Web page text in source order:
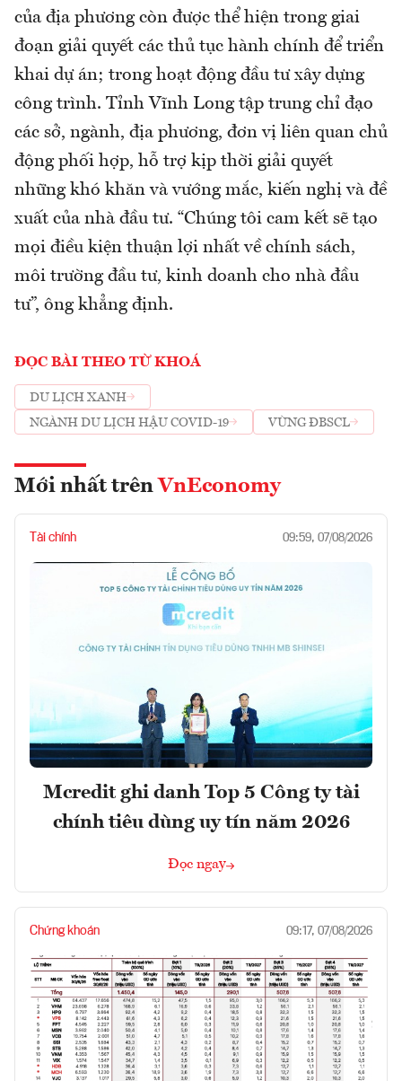
của địa phương còn được thể hiện trong giai
đoạn giải quyết các thủ tục hành chính để triển
khai dự án; trong hoạt động đầu tư xây dựng
công trình. Tỉnh Vĩnh Long tập trung chỉ đạo
các sở, ngành, địa phương, đơn vị liên quan chủ
động phối hợp, hỗ trợ kịp thời giải quyết
những khó khăn và vướng mắc, kiến nghị và đề
xuất của nhà đầu tư. “Chúng tôi cam kết sẽ tạo
mọi điều kiện thuận lợi nhất về chính sách,
môi trường đầu tư, kinh doanh cho nhà đầu
tư”, ông khẳng định.
ĐỌC BÀI THEO TỪ KHOÁ
DU LỊCH XANH
NGÀNH DU LỊCH HẬU COVID-19
VÙNG ĐBSCL
Mới nhất trên VnEconomy
Tài chính 09:59, 07/08/2026
Mcredit ghi danh Top 5 Công ty tài
chính tiêu dùng uy tín năm 2026
Đọc ngay
Chứng khoán 09:17, 07/08/2026